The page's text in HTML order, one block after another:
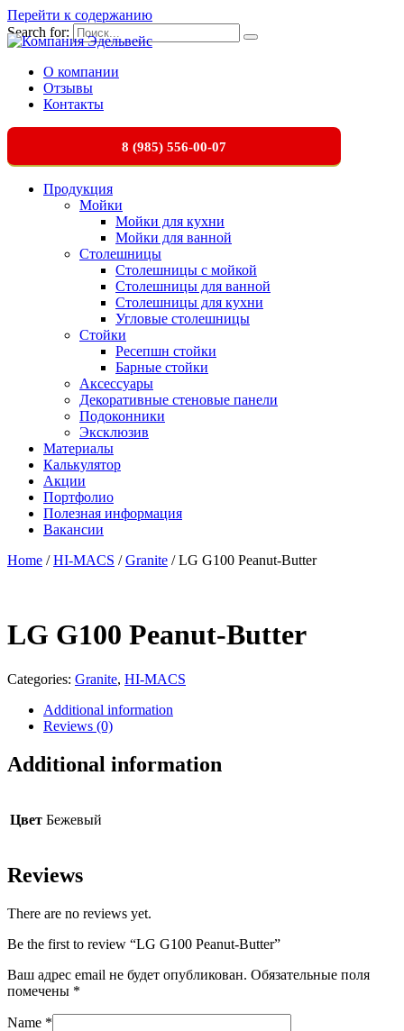
Перейти к содержанию
Search for:
О компании
Отзывы
Контакты
8 (985) 556-00-07
Продукция
Мойки
Мойки для кухни
Мойки для ванной
Столешницы
Столешницы с мойкой
Столешницы для ванной
Столешницы для кухни
Угловые столешницы
Стойки
Ресепшн стойки
Барные стойки
Аксессуары
Декоративные стеновые панели
Подоконники
Эксклюзив
Материалы
Калькулятор
Акции
Портфолио
Полезная информация
Вакансии
Home /HI-MACS /Granite / LG G100 Peanut-Butter
LG G100 Peanut-Butter
Categories: Granite, HI-MACS
Additional information
Reviews (0)
Additional information
Цвет Бежевый
Reviews
There are no reviews yet.
Be the first to review “LG G100 Peanut-Butter”
Ваш адрес email не будет опубликован. Обязательные поля
помечены *
Name *